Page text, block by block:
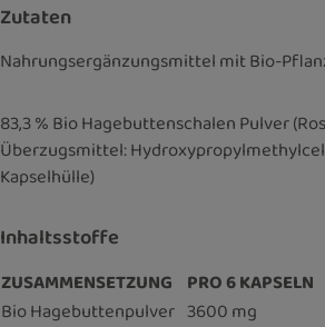
Zutaten
Nahrungsergänzungsmittel mit Bio-
83,3 % Bio Hagebuttenschalen Pulver
Überzugsmittel:
Kapselhülle)
Inhaltsstoffe
ZUSAMMENSETZUNG PRO 6 KAPSELN
Bio Hagebuttenpulver 3600 mg